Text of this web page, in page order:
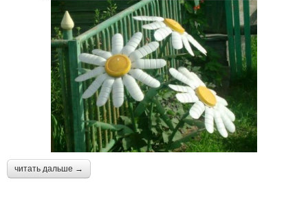
читать дальше →